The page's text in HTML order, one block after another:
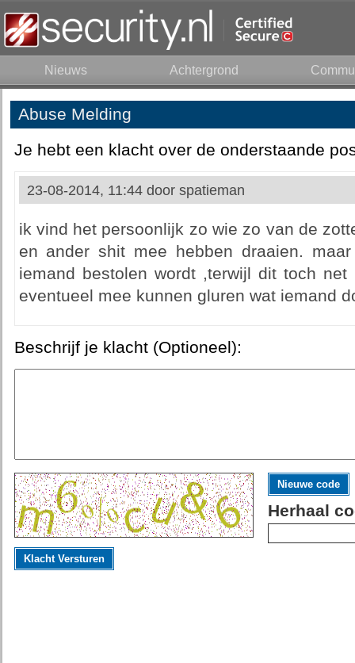
Nieuws Achtergrond
Abuse Melding
Je hebt een klacht over de onderstaande
23-08-2014, 11:44 door spatieman
ik vind het persoonlijk zo wie zo van de
en ander shit mee hebben draaien.
iemand bestolen wordt ,terwijl dit toch
eventueel mee kunnen gluren wat iemand
Beschrijf je klacht (Optioneel):
Nieuwe code
Herhaal
Klacht Versturen